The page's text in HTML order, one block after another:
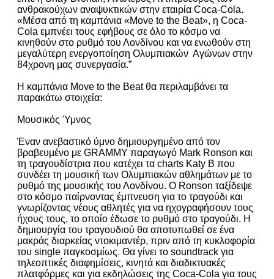
ανθρακούχων αναψυκτικών στην εταιρία Coca-Cola.
«Μέσα από τη καμπάνια «Move to the Beat», η Coca-
Cola εμπνέει τους εφήβους σε όλο το κόσμο να
κινηθούν στο ρυθμό του Λονδίνου και να ενωθούν στη
μεγαλύτερη ενεργοποίηση Ολυμπιακών Αγώνων στην
84χρονη μας συνεργασία.”
Η καμπάνια Move to the Beat θα περιλαμβάνει τα
παρακάτω στοιχεία:
Μουσικός Ύμνος
Έναν ανεβαστικό ύμνο δημιουργημένο από τον
βραβευμένο με GRAMMY παραγωγό Mark Ronson και
τη τραγουδίστρια που κατέχει τα charts Katy B που
συνδέει τη μουσική των Ολυμπιακών αθλημάτων με το
ρυθμό της μουσικής του Λονδίνου. Ο Ronson ταξίδεψε
στο κόσμο παίρνοντας έμπνευση για το τραγούδι και
γνωρίζοντας νέους αθλητές για να ηχογραφήσουν τους
ήχους τους, το οποίο έδωσε το ρυθμό στο τραγούδι. Η
δημιουργία του τραγουδιού θα αποτυπωθεί σε ένα
μακράς διαρκείας ντοκιμαντέρ, πριν από τη κυκλοφορία
του single παγκοσμίως. Θα γίνει το soundtrack για
τηλεοπτικές διαφημίσεις, κινητά και διαδικτυακές
πλατφόρμες και για εκδηλώσεις της Coca-Cola για τους